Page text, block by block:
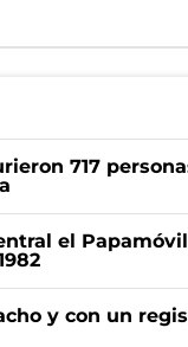
717
el
y con un